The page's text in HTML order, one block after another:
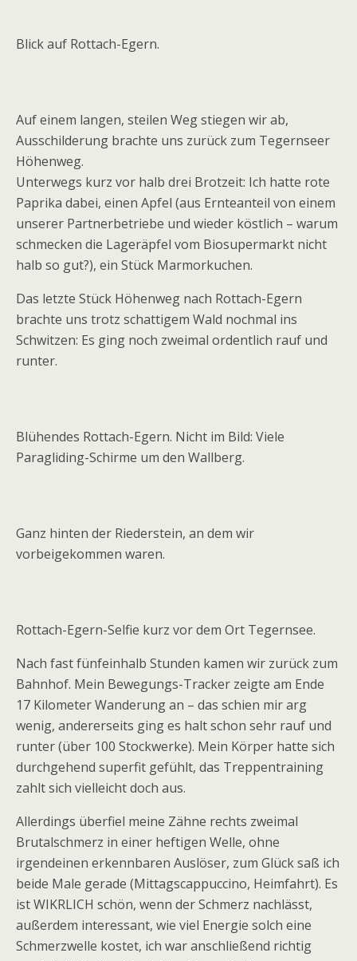
Blick auf Rottach-Egern.
Auf einem langen, steilen Weg stiegen wir ab,
Ausschilderung brachte uns zurück zum Tegernseer
Höhenweg.
Unterwegs kurz vor halb drei Brotzeit: Ich hatte rote
Paprika dabei, einen Apfel (aus Ernteanteil von einem
unserer Partnerbetriebe und wieder köstlich – warum
schmecken die Lageräpfel vom Biosupermarkt nicht
halb so gut?), ein Stück Marmorkuchen.
Das letzte Stück Höhenweg nach Rottach-Egern
brachte uns trotz schattigem Wald nochmal ins
Schwitzen: Es ging noch zweimal ordentlich rauf und
runter.
Blühendes Rottach-Egern. Nicht im Bild: Viele
Paragliding-Schirme um den Wallberg.
Ganz hinten der Riederstein, an dem wir
vorbeigekommen waren.
Rottach-Egern-Selfie kurz vor dem Ort Tegernsee.
Nach fast fünfeinhalb Stunden kamen wir zurück zum
Bahnhof. Mein Bewegungs-Tracker zeigte am Ende
17 Kilometer Wanderung an – das schien mir arg
wenig, andererseits ging es halt schon sehr rauf und
runter (über 100 Stockwerke). Mein Körper hatte sich
durchgehend superfit gefühlt, das Treppentraining
zahlt sich vielleicht doch aus.
Allerdings überfiel meine Zähne rechts zweimal
Brutalschmerz in einer heftigen Welle, ohne
irgendeinen erkennbaren Auslöser, zum Glück saß ich
beide Male gerade (Mittagscappuccino, Heimfahrt). Es
ist WIKRLICH schön, wenn der Schmerz nachlässt,
außerdem interessant, wie viel Energie solch eine
Schmerzwelle kostet, ich war anschließend richtig